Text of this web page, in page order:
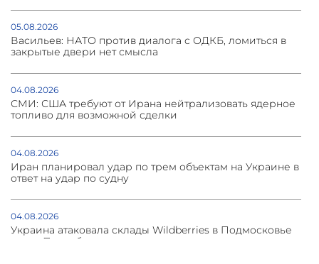
05.08.2026
Васильев: НАТО против диалога с ОДКБ, ломиться в
закрытые двери нет смысла
04.08.2026
СМИ: США требуют от Ирана нейтрализовать ядерное
топливо для возможной сделки
04.08.2026
Иран планировал удар по трем объектам на Украине в
ответ на удар по судну
04.08.2026
Украина атаковала склады Wildberries в Подмосковье
и под Петербургом